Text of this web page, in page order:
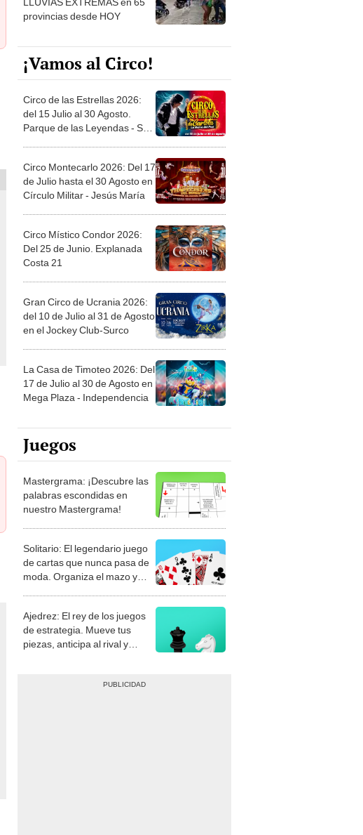
provincias desde HOY
¡Vamos al Circo!
Circo de las Estrellas 2026:
del 15 Julio al 30 Agosto.
Parque de las Leyendas - San
Circo Montecarlo 2026: Del 17
de Julio hasta el 30 Agosto en
Círculo Militar - Jesús María
Circo Místico Condor 2026:
Del 25 de Junio. Explanada
Costa 21
Gran Circo de Ucrania 2026:
del 10 de Julio al 31 de Agosto
en el Jockey Club-Surco
La Casa de Timoteo 2026: Del
17 de Julio al 30 de Agosto en
Mega Plaza - Independencia
Juegos
Mastergrama: ¡Descubre las
palabras escondidas en
nuestro Mastergrama!
Solitario: El legendario juego
de cartas que nunca pasa de
moda. Organiza el mazo y
Ajedrez: El rey de los juegos
de estrategia. Mueve tus
piezas, anticipa al rival y